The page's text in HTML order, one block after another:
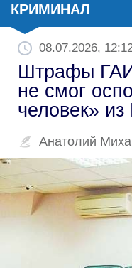
КРИМИНАЛ
08.07.2026,
Штрафы
не смог
человек»
Анатолий